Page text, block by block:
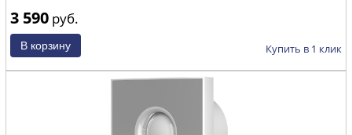
3 590 руб.
Купить в 1 клик